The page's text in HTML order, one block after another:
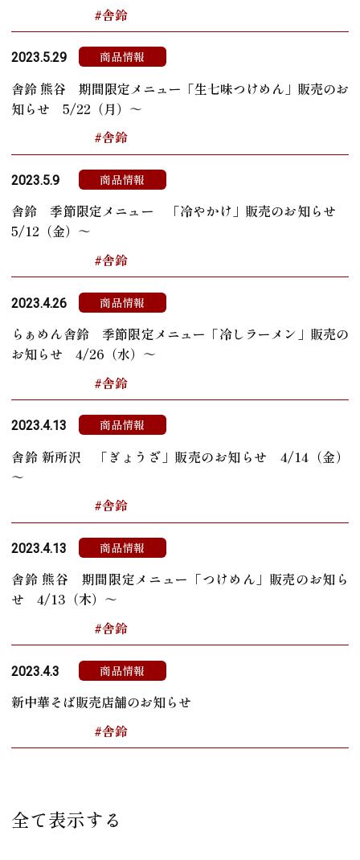
#舎鈴
2023.5.29 商品情報
舎鈴 熊谷 期間限定メニュー「生七味つけめん」販売のお
知らせ 5/22（月）～
#舎鈴
2023.5.9 商品情報
舎鈴 季節限定メニュー 「冷やかけ」販売のお知らせ
5/12（金）～
#舎鈴
2023.4.26 商品情報
らぁめん舎鈴 季節限定メニュー「冷しラーメン」販売の
お知らせ 4/26（水）～
#舎鈴
2023.4.13 商品情報
舎鈴 新所沢 「ぎょうざ」販売のお知らせ 4/14（金）
～
#舎鈴
2023.4.13 商品情報
舎鈴 熊谷 期間限定メニュー「つけめん」販売のお知ら
せ 4/13（木）～
#舎鈴
2023.4.3 商品情報
新中華そば販売店舗のお知らせ
#舎鈴
全て表示する